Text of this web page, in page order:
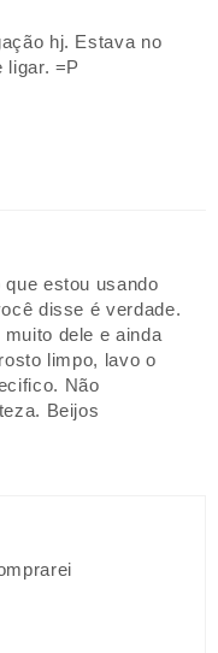
hj. Estava no
ligar. =P
que estou usando
disse é verdade.
dele e ainda
limpo, lavo o
Não
Beijos